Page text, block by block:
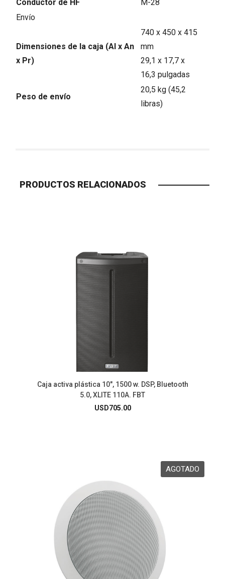
Conductor de HF
M-28
Envío
Dimensiones de la caja (Al x An
x Pr)
740 x 450 x 415
mm
29,1 x 17,7 x
16,3 pulgadas
Peso de envío
20,5 kg (45,2
libras)
PRODUCTOS RELACIONADOS
Caja activa plástica 10″, 1500 w. DSP, Bluetooth
5.0, XLITE 110A. FBT
USD705.00